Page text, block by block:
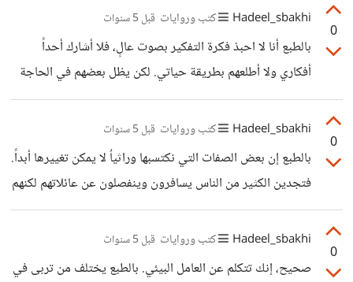
يسمح لنا بفرصة التريث والتفكير والإبداع. لكن في أحيان ما
يكون التنافس مفيداً إن كان تنافساً شريفاً لا يجعل منك كأنك
تركض نحو شيء ما.
0
Hadeel_sbakhi كتب وروايات قبل 5 سنوات
بالطبع أنا لا احبذ فكرة التفكير بصوت عالٍ، فلا أشارك أحداً
أفكاري ولا أطلعهم بطريقة حياتي. لكن يظل بعضهم في الحاجة
للمعرفة مثل عائلتي مثلاً! فأنا أعيش معهم في نفس البيت
وأضطر لإطلاعهم على ما أفكر به وماذا أريد أن أفعل.
0
Hadeel_sbakhi كتب وروايات قبل 5 سنوات
بالطبع إن بعض الصفات التي نكتسبها وراثياُ لا يمكن تغييرها أبداً.
فتجدين الكثير من الناس يسافرون وينفصلون عن عائلاتهم لكنهم
يظلون يشبهون عائلاتهم لحد ما، ويمكنك التعرف على اسم
عائلاتهم حتى دون ان يذكروا ذلك.
0
Hadeel_sbakhi كتب وروايات قبل 5 سنوات
صحيح، إنك تتكلم عن العامل البيئي. بالطبع يختلف من تربى في